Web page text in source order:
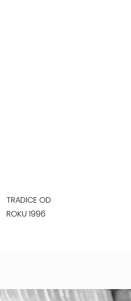
TRADICE OD
ROKU 1996